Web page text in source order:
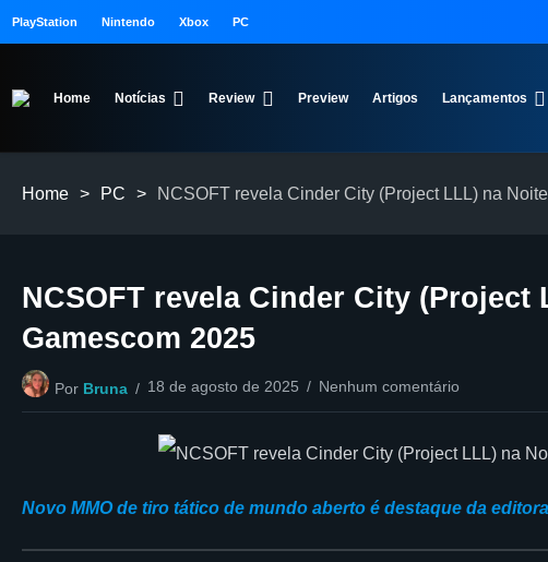
PlayStation Nintendo Xbox PC
Home Notícias Review Preview Artigos Lançamentos
Home > PC > NCSOFT revela Cinder City (Project LLL) na
NCSOFT revela Cinder City
Gamescom 2025
Por Bruna 18 de agosto de 2025 Nenhum comentário
Novo MMO de tiro tático de mundo aberto é destaque da